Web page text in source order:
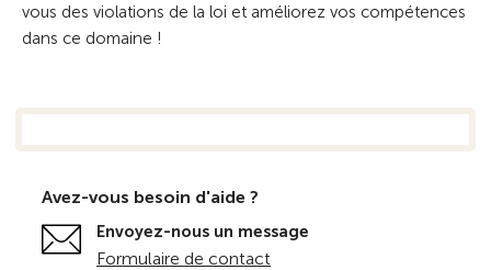
vous des violations de la loi et améliorez vos compétences
dans ce domaine !
Avez-vous besoin d'aide ?
Envoyez-nous un message
Formulaire de contact